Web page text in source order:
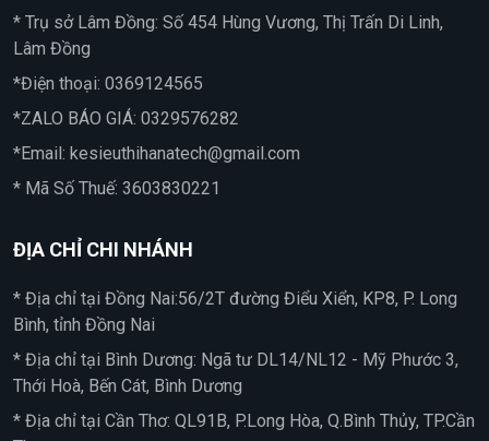
* Trụ sở Lâm Đồng: Số 454 Hùng Vương, Thị Trấn Di Linh,
Lâm Đồng
*Điện thoại: 0369124565
*ZALO BÁO GIÁ: 0329576282
*Email: kesieuthihanatech@gmail.com
* Mã Số Thuế: 3603830221
ĐỊA CHỈ CHI NHÁNH
* Địa chỉ tại Đồng Nai:56/2T đường Điểu Xiển, KP8, P. Long
Bình, tỉnh Đồng Nai
* Địa chỉ tại Bình Dương: Ngã tư DL14/NL12 - Mỹ Phước 3,
Thới Hoà, Bến Cát, Bình Dương
* Địa chỉ tại Cần Thơ: QL91B, P.Long Hòa, Q.Bình Thủy, TP.Cần